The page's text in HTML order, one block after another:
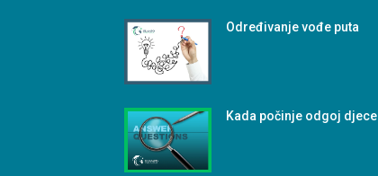
Određivanje vođe puta
Kada počinje odgoj djece